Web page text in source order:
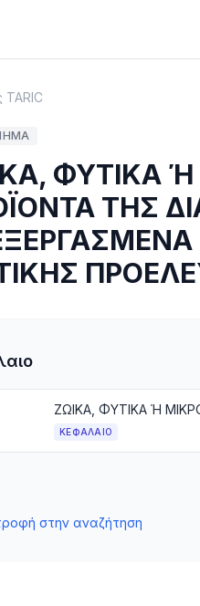
TARIC
ΦΥΤΙΚΑ Ή
ΤΗΣ
ΚΕΦΆΛΑΙΟ
στην αναζήτηση